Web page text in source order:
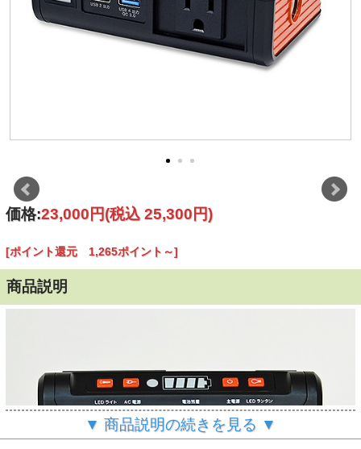
価格:23,000円(税込 25,300円)
[ポイント還元 1,265ポイント～]
商品説明
▼ 商品説明の続きを見る ▼